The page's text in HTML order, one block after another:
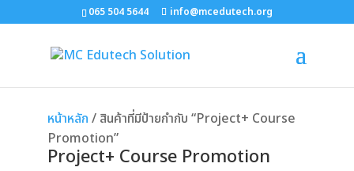
065 504 5644 info@mcedutech.org
หน้าหลัก / สินค้าที่มีป้ายกำกับ “Project+ Course
Promotion”
Project+ Course Promotion